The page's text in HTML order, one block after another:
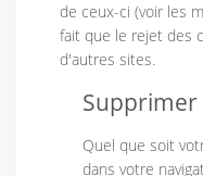
de ceux-ci (voir les
fait que le rejet des
d'autres sites.
Quel que soit
dans votre